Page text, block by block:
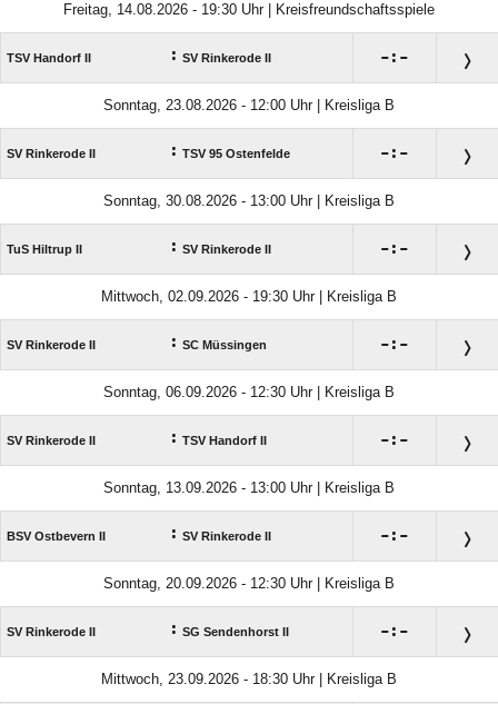
Freitag, 14.08.2026 - 19:30 Uhr | Kreisfreundschaftsspiele
TSV Handorf II : SV Rinkerode II : 
Sonntag, 23.08.2026 - 12:00 Uhr | Kreisliga B
SV Rinkerode II : TSV 95 Ostenfelde : 
Sonntag, 30.08.2026 - 13:00 Uhr | Kreisliga B
TuS Hiltrup II : SV Rinkerode II : 
Mittwoch, 02.09.2026 - 19:30 Uhr | Kreisliga B
SV Rinkerode II : SC Müssingen : 
Sonntag, 06.09.2026 - 12:30 Uhr | Kreisliga B
SV Rinkerode II : TSV Handorf II : 
Sonntag, 13.09.2026 - 13:00 Uhr | Kreisliga B
BSV Ostbevern II : SV Rinkerode II : 
Sonntag, 20.09.2026 - 12:30 Uhr | Kreisliga B
SV Rinkerode II : SG Sendenhorst II : 
Mittwoch, 23.09.2026 - 18:30 Uhr | Kreisliga B